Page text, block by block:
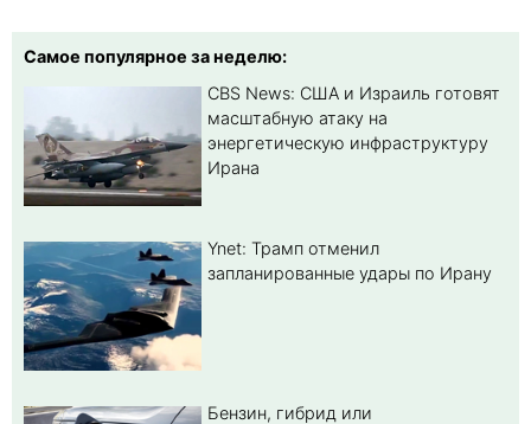
Самое популярное за неделю:
CBS News: США и Израиль готовят
масштабную атаку на
энергетическую инфраструктуру
Ирана
Ynet: Трамп отменил
запланированные удары по Ирану
Бензин, гибрид или